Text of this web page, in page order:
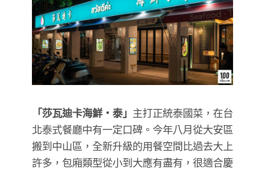
「莎瓦迪卡海鮮・泰」 主打正統泰國菜，在台
北泰式餐廳中有一定口碑。今年八月從大安區
搬到中山區，全新升級的用餐空間比過去大上
許多，包廂類型從小到大應有盡有，很適合慶